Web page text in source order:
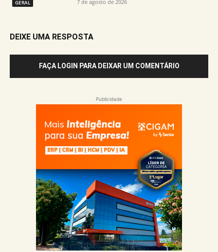
GERAL 7 de agosto de 2026
DEIXE UMA RESPOSTA
FAÇA LOGIN PARA DEIXAR UM COMENTÁRIO
Publicidade